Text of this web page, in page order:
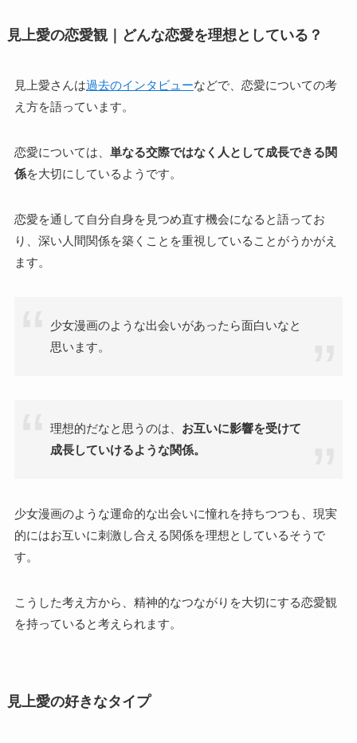
見上愛の恋愛観｜どんな恋愛を理想としている？
見上愛さんは過去のインタビューなどで、恋愛についての考
え方を語っています。
恋愛については、 単なる交際ではなく人として成長できる関
係を大切にしているようです。
恋愛を通して自分自身を見つめ直す機会になると語ってお
り、深い人間関係を築くことを重視していることがうかがえ
ます。
少女漫画のような出会いがあったら面白いなと
思います。
理想的だなと思うのは、 お互いに影響を受けて
成長していけるような関係。
少女漫画のような運命的な出会いに憧れを持ちつつも、現実
的にはお互いに刺激し合える関係を理想としているそうで
す。
こうした考え方から、精神的なつながりを大切にする恋愛観
を持っていると考えられます。
見上愛の好きなタイプ